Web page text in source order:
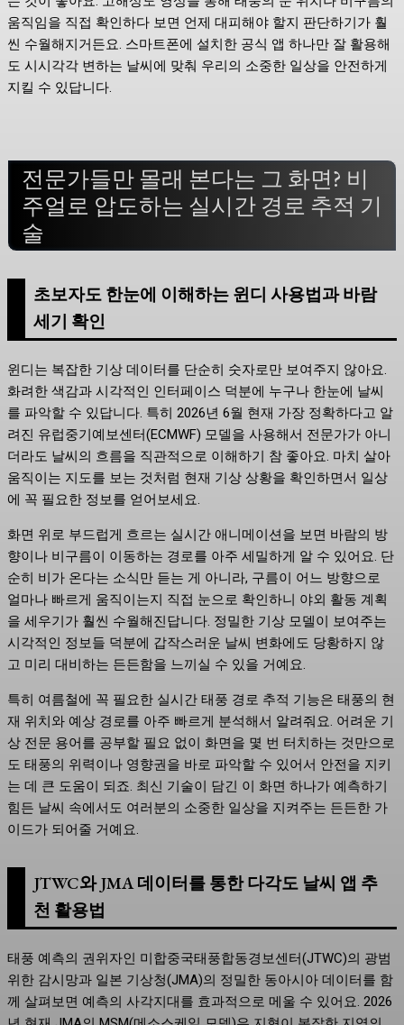
움직임을 직접 확인하다 보면 언제 대피해야 할지 판단하기가 훨
씬 수월해지거든요. 스마트폰에 설치한 공식 앱 하나만 잘 활용해
도 시시각각 변하는 날씨에 맞춰 우리의 소중한 일상을 안전하게
지킬 수 있답니다.
전문가들만 몰래 본다는 그 화면? 비
주얼로 압도하는 실시간 경로 추적 기
술
초보자도 한눈에 이해하는 윈디 사용법과 바람
세기 확인
윈디는 복잡한 기상 데이터를 단순히 숫자로만 보여주지 않아요.
화려한 색감과 시각적인 인터페이스 덕분에 누구나 한눈에 날씨
를 파악할 수 있답니다. 특히 2026년 6월 현재 가장 정확하다고 알
려진 유럽중기예보센터(ECMWF) 모델을 사용해서 전문가가 아니
더라도 날씨의 흐름을 직관적으로 이해하기 참 좋아요. 마치 살아
움직이는 지도를 보는 것처럼 현재 기상 상황을 확인하면서 일상
에 꼭 필요한 정보를 얻어보세요.
화면 위로 부드럽게 흐르는 실시간 애니메이션을 보면 바람의 방
향이나 비구름이 이동하는 경로를 아주 세밀하게 알 수 있어요. 단
순히 비가 온다는 소식만 듣는 게 아니라, 구름이 어느 방향으로
얼마나 빠르게 움직이는지 직접 눈으로 확인하니 야외 활동 계획
을 세우기가 훨씬 수월해진답니다. 정밀한 기상 모델이 보여주는
시각적인 정보들 덕분에 갑작스러운 날씨 변화에도 당황하지 않
고 미리 대비하는 든든함을 느끼실 수 있을 거예요.
특히 여름철에 꼭 필요한 실시간 태풍 경로 추적 기능은 태풍의 현
재 위치와 예상 경로를 아주 빠르게 분석해서 알려줘요. 어려운 기
상 전문 용어를 공부할 필요 없이 화면을 몇 번 터치하는 것만으로
도 태풍의 위력이나 영향권을 바로 파악할 수 있어서 안전을 지키
는 데 큰 도움이 되죠. 최신 기술이 담긴 이 화면 하나가 예측하기
힘든 날씨 속에서도 여러분의 소중한 일상을 지켜주는 든든한 가
이드가 되어줄 거예요.
JTWC와 JMA 데이터를 통한 다각도 날씨 앱 추
천 활용법
태풍 예측의 권위자인 미합중국태풍합동경보센터(JTWC)의 광범
위한 감시망과 일본 기상청(JMA)의 정밀한 동아시아 데이터를 함
께 살펴보면 예측의 사각지대를 효과적으로 메울 수 있어요. 2026